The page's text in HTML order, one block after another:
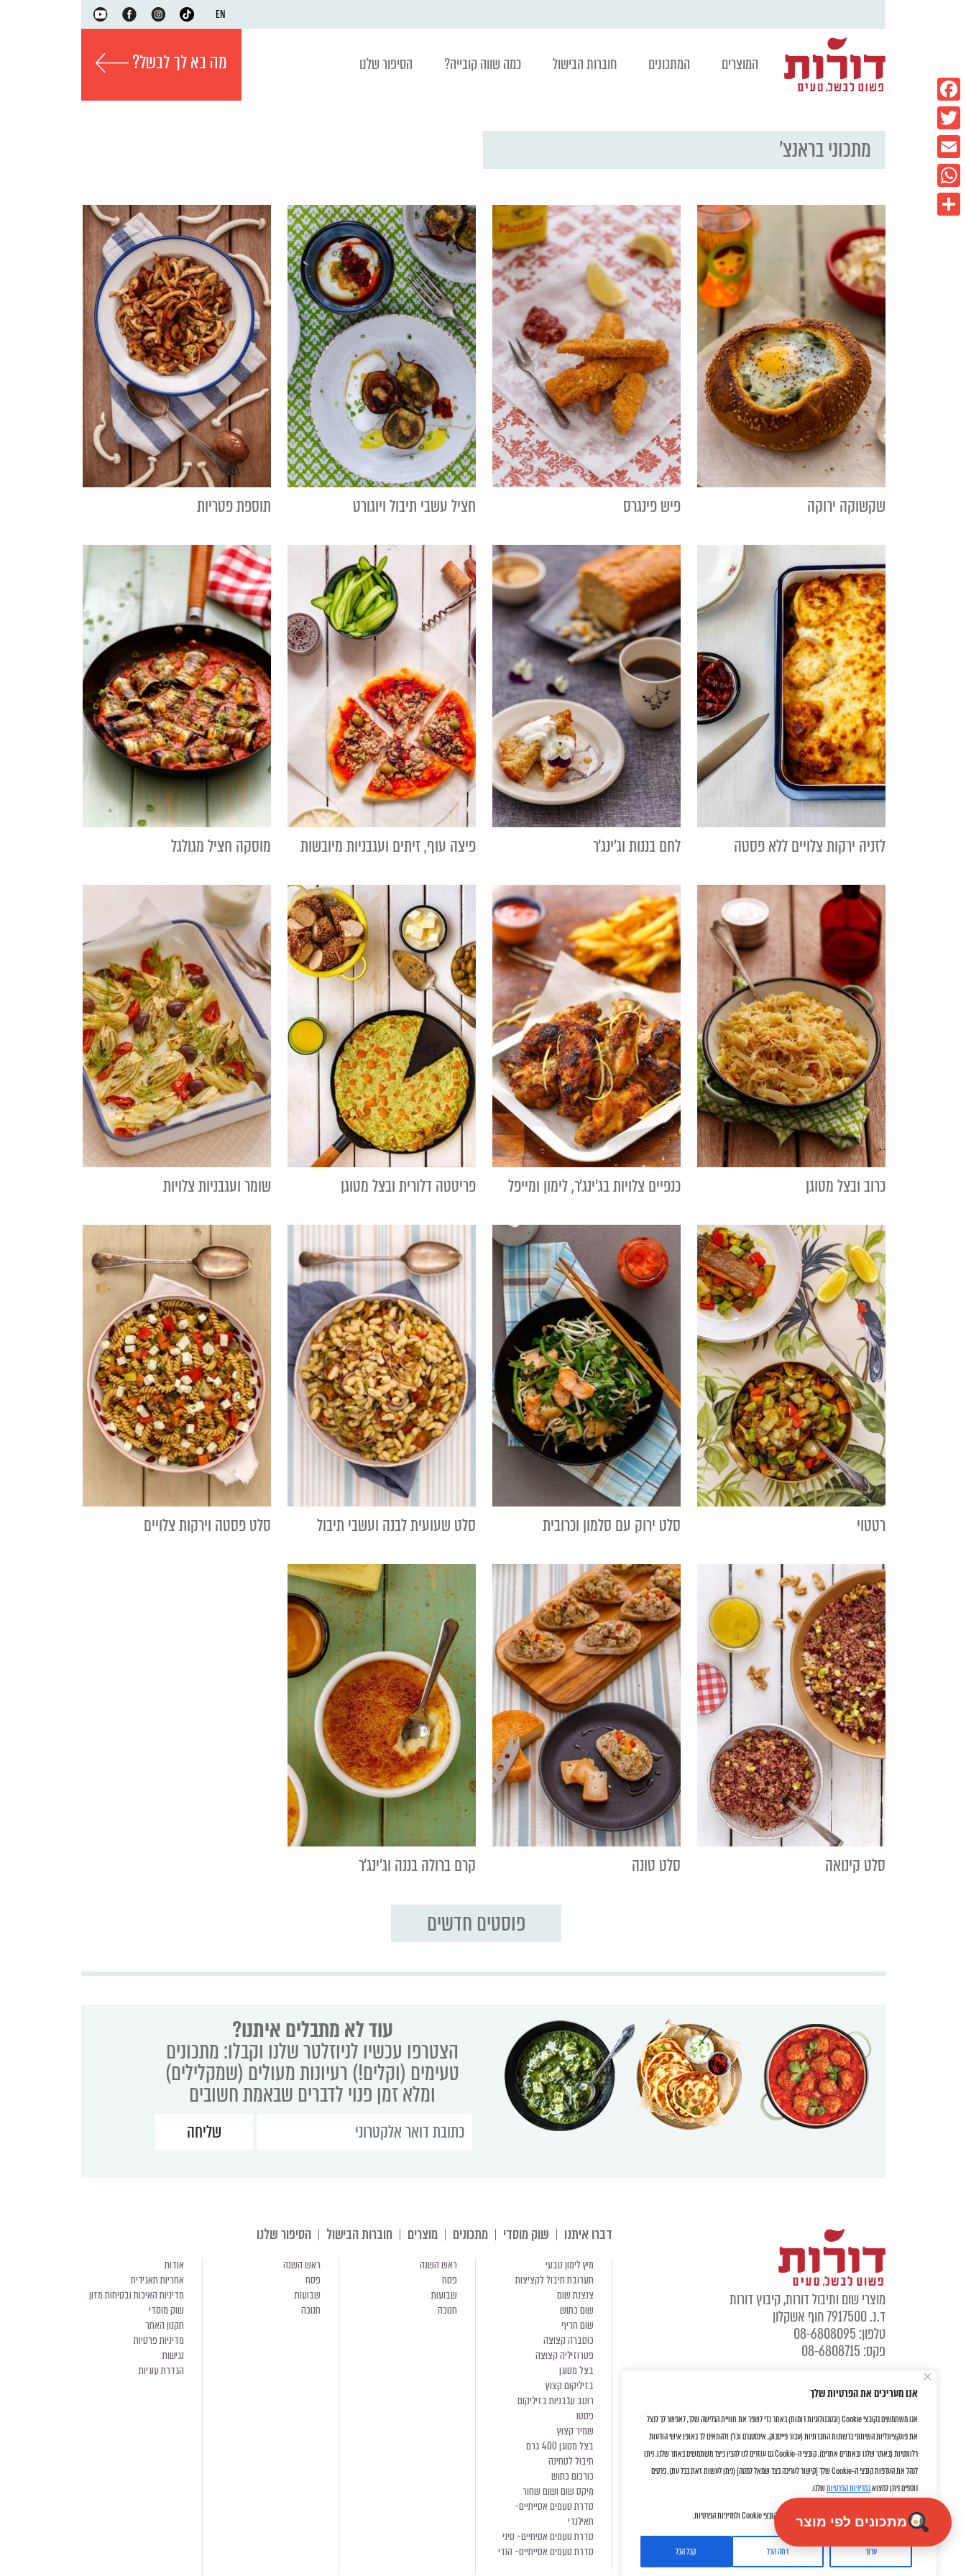
אנו מעריכים את הפרטיות שלך
אנו משתמשים בקובצי Cookie (ובטכנולוגיות דומות) באתר כדי לשפר את חוויית הגלישה שלך, לאפשר לך לנצל
את פונקציונליות השיתוף ברשתות החברתיות (עבור פייסבוק, אינסטגרם וכו') ולהתאים לך באופן אישי הודעות
רלוונטיות (באתר שלנו ובאתרים אחרים). קובצי ה-Cookie גם עוזרים לנו להבין כיצד משתמשים באתר שלנו. ניתן
לנהל את העדפות קובצי ה-Cookie שלך [קישור לעריכה בצד שמאל למטה] (ניתן לעשות זאת בכל עת). פרטים
נוספים ניתן למצואבמדיניות הפרטיותשלנו.
על ידי לחיצה על "אישור" את/ה מסכימ/ה לשימוש שלנו בקובצי Cookie ולמדיניות הפרטיות.
ערוך דחה הכל קבל הכל
EN
המוצרים המתכונים חוברות הבישול כמה שווה קובייה? הסיפור שלנו מה בא לך לבשל?
מתכוני בראנצ'
שקשוקה ירוקה פיש פינגרס חציל עשבי תיבול ויוגורט תוספת פטריות
לזניה ירקות צלויים ללא פסטה לחם בננות וג׳ינג׳ר פיצה עוף, זיתים ועגבניות מיובשות מוסקה חציל מגולגל
כרוב ובצל מטוגן כנפיים צלויות בג׳ינג׳ר, לימון ומייפל פריטטה דלורית ובצל מטוגן שומר ועגבניות צלויות
רטטוי סלט ירוק עם סלמון וכרובית סלט שעועית לבנה ועשבי תיבול סלט פסטה וירקות צלויים
סלט קינואה סלט טונה קרם ברולה בננה וג׳ינג׳ר
פוסטים חדשים
עוד לא מתבלים איתנו?
הצטרפו עכשיו לניוזלטר שלנו וקבלו: מתכונים
טעימים (וקלים!) רעיונות מעולים (שמקלילים)
ומלא זמן פנוי לדברים שבאמת חשובים
מוצרי שום ותיבול דורות, קיבוץ דורות
ד.נ. 7917500 חוף אשקלון
טלפון: 08-6808095
פקס: 08-6808715
דברו איתנו שוק מוסדי מתכונים מוצרים חוברות הבישול הסיפור שלנו
מיץ לימון טבעי
תערובת תיבול לקציצות
צנצנת שום
שום כתוש
שום חריף
כוסברה קצוצה
פטרוזיליה קצוצה
בצל מטוגן
בזיליקום קצוץ
רוטב עגבניות בזיליקום
פסטו
שמיר קצוץ
בצל מטוגן 400 גרם
תיבול לטחינה
כורכום כתוש
מיקס שום ושום שחור
סדרת טעמים אסייתיים-
תאילנדי
סדרת טעמים אסיתיים- סיני
סדרת טעמים אסייתיים- הודי
ראש השנה
פסח
שבועות
חנוכה
ראש השנה
פסח
שבועות
חנוכה
אודות
אחריות תאגידית
מדיניות האיכות ובטיחות מזון
שוק מוסדי
תקנון האתר
מדיניות פרטיות
נגישות
הגדרת עוגיות
Facebook
Twitter
Email
WhatsApp
מתכונים לפי מוצר